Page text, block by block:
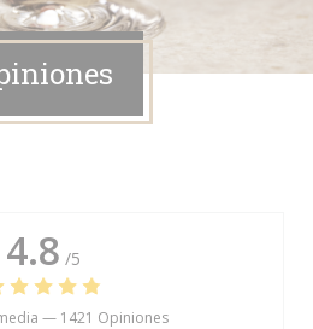
4.8 /5
— 1421 Opiniones